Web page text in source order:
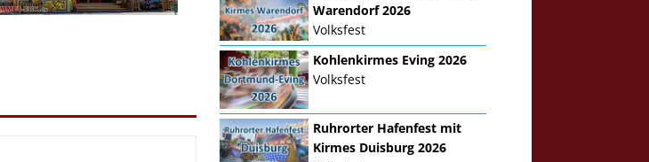
Warendorf 2026
Volksfest
Kohlenkirmes Eving 2026
Volksfest
Ruhrorter Hafenfest mit
Kirmes Duisburg 2026